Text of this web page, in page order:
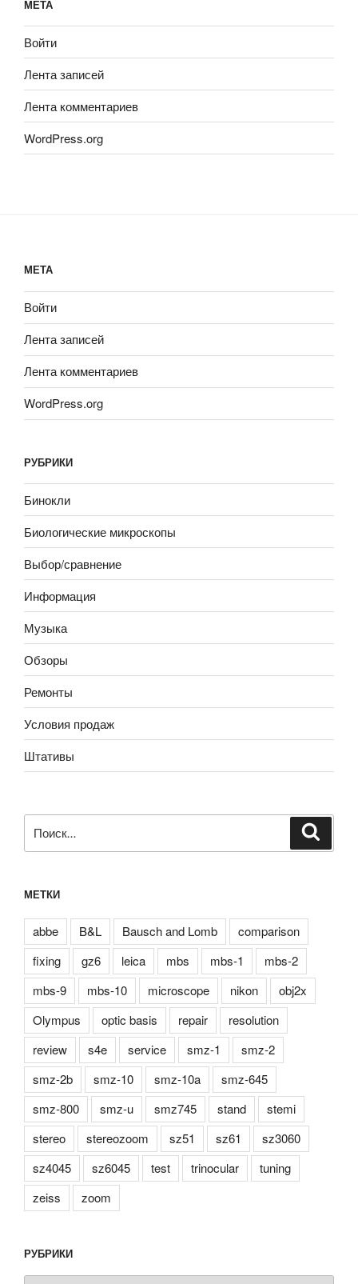
МЕТА
Войти
Лента записей
Лента комментариев
WordPress.org
МЕТА
Войти
Лента записей
Лента комментариев
WordPress.org
РУБРИКИ
Бинокли
Биологические микроскопы
Выбор/сравнение
Информация
Музыка
Обзоры
Ремонты
Условия продаж
Штативы
МЕТКИ
abbe B&L Bausch and Lomb
comparison
fixing
gz6 leica mbs mbs-1
mbs-2
mbs-9
mbs-10 microscope nikon
obj2x
Olympus
optic basis repair
resolution
review
s4e service smz-1
smz-2
smz-2b
smz-10 smz-10a
smz-645
smz-800
smz-u smz745 stand
stemi
stereo
stereozoom sz51 sz61
sz3060
sz4045
sz6045 test trinocular
tuning
zeiss
zoom
РУБРИКИ